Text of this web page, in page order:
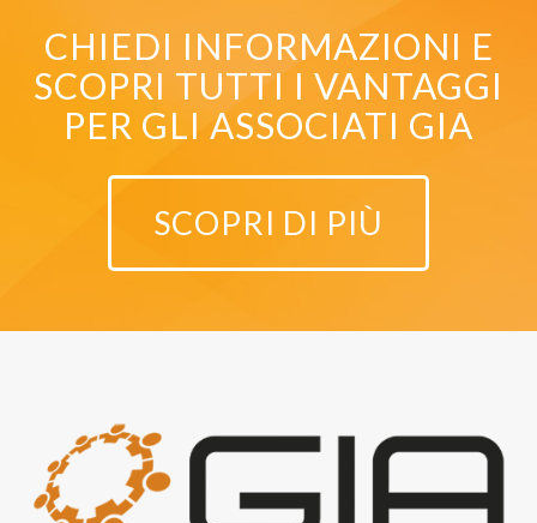
CHIEDI INFORMAZIONI E
SCOPRI TUTTI I VANTAGGI
PER GLI ASSOCIATI GIA
SCOPRI DI PIÙ